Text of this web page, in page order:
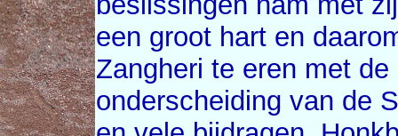
een groot hart en
Zangheri te eren met
onderscheiding van de